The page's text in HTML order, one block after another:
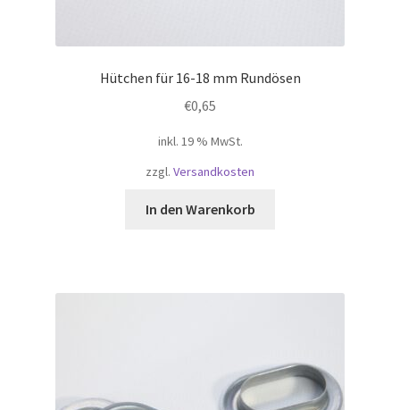
Hütchen für 16-18 mm Rundösen
€0,65
inkl. 19 % MwSt.
zzgl. Versandkosten
In den Warenkorb